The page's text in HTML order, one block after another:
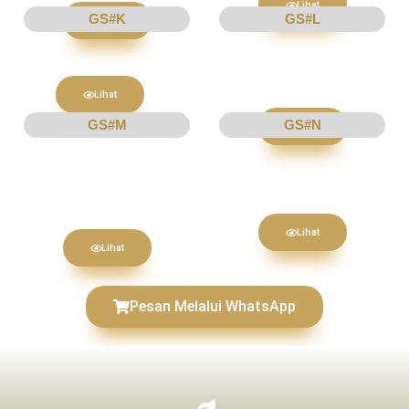
Lihat
Lihat
GS#K
Lihat
GS#L
Lihat
GS#M
Lihat
GS#N
Lihat
Pesan Melalui WhatsApp